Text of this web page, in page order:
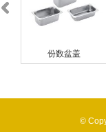
份数盆盖
©